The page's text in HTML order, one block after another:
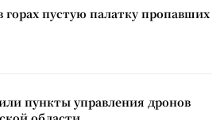
пустую палатку пропавших
пункты управления дронов